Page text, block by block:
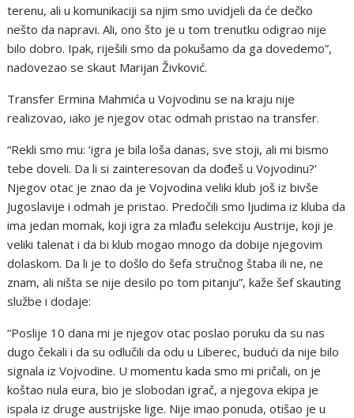
terenu, ali u komunikaciji sa njim smo uvidjeli da će dečko
nešto da napravi. Ali, ono što je u tom trenutku odigrao nije
bilo dobro. Ipak, riješili smo da pokušamo da ga dovedemo”,
nadovezao se skaut Marijan Živković.
Transfer Ermina Mahmića u Vojvodinu se na kraju nije
realizovao, iako je njegov otac odmah pristao na transfer.
“Rekli smo mu: ‘igra je bila loša danas, sve stoji, ali mi bismo
tebe doveli. Da li si zainteresovan da dođeš u Vojvodinu?’
Njegov otac je znao da je Vojvodina veliki klub još iz bivše
Jugoslavije i odmah je pristao. Predočili smo ljudima iz kluba da
ima jedan momak, koji igra za mlađu selekciju Austrije, koji je
veliki talenat i da bi klub mogao mnogo da dobije njegovim
dolaskom. Da li je to došlo do šefa stručnog štaba ili ne, ne
znam, ali ništa se nije desilo po tom pitanju”, kaže šef skauting
službe i dodaje:
“Poslije 10 dana mi je njegov otac poslao poruku da su nas
dugo čekali i da su odlučili da odu u Liberec, budući da nije bilo
signala iz Vojvodine. U momentu kada smo mi pričali, on je
koštao nula eura, bio je slobodan igrač, a njegova ekipa je
ispala iz druge austrijske lige. Nije imao ponuda, otišao je u